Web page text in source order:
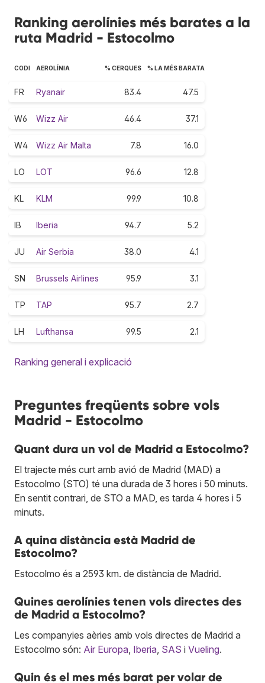
Ranking aerolínies més barates a la
ruta Madrid - Estocolmo
CODI AEROLÍNIA % CERQUES % LA MÉS BARATA
FR Ryanair 83.4 47.5
W6 Wizz Air 46.4 37.1
W4 Wizz Air Malta 7.8 16.0
LO LOT 96.6 12.8
KL KLM 99.9 10.8
IB Iberia 94.7 5.2
JU Air Serbia 38.0 4.1
SN Brussels Airlines 95.9 3.1
TP TAP 95.7 2.7
LH Lufthansa 99.5 2.1
Ranking general i explicació
Preguntes freqüents sobre vols
Madrid - Estocolmo
Quant dura un vol de Madrid a Estocolmo?
El trajecte més curt amb avió de Madrid (MAD) a
Estocolmo (STO) té una durada de 3 hores i 50 minuts.
En sentit contrari, de STO a MAD, es tarda 4 hores i 5
minuts.
A quina distància està Madrid de
Estocolmo?
Estocolmo és a 2593 km. de distància de Madrid.
Quines aerolínies tenen vols directes des
de Madrid a Estocolmo?
Les companyies aèries amb vols directes de Madrid a
Estocolmo són: Air Europa Iberia SAS i Vueling.
Quin és el mes més barat per volar de